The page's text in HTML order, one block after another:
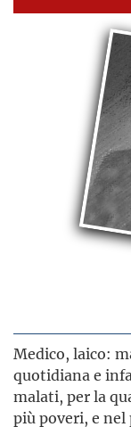
Medico, laico:
quotidiana e
malati, per la
più poveri, e nel